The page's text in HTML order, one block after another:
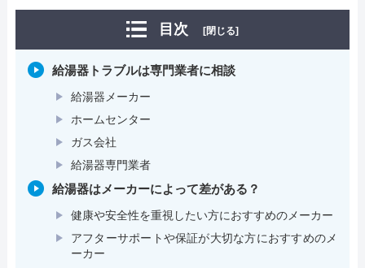
目次 [閉じる]
給湯器トラブルは専門業者に相談
給湯器メーカー
ホームセンター
ガス会社
給湯器専門業者
給湯器はメーカーによって差がある？
健康や安全性を重視したい方におすすめのメーカー
アフターサポートや保証が大切な方におすすめのメ
ーカー